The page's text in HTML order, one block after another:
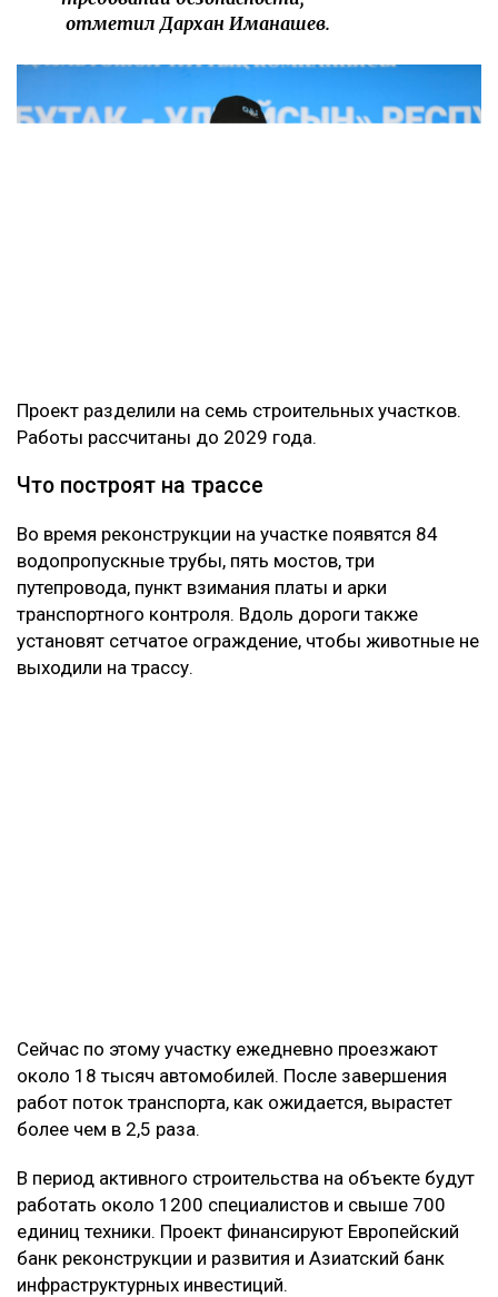
отметил Дархан Иманашев.
Проект разделили на семь строительных участков.
Работы рассчитаны до 2029 года.
Что построят на трассе
Во время реконструкции на участке появятся 84
водопропускные трубы, пять мостов, три
путепровода, пункт взимания платы и арки
транспортного контроля. Вдоль дороги также
установят сетчатое ограждение, чтобы животные не
выходили на трассу.
Сейчас по этому участку ежедневно проезжают
около 18 тысяч автомобилей. После завершения
работ поток транспорта, как ожидается, вырастет
более чем в 2,5 раза.
В период активного строительства на объекте будут
работать около 1200 специалистов и свыше 700
единиц техники. Проект финансируют Европейский
банк реконструкции и развития и Азиатский банк
инфраструктурных инвестиций.